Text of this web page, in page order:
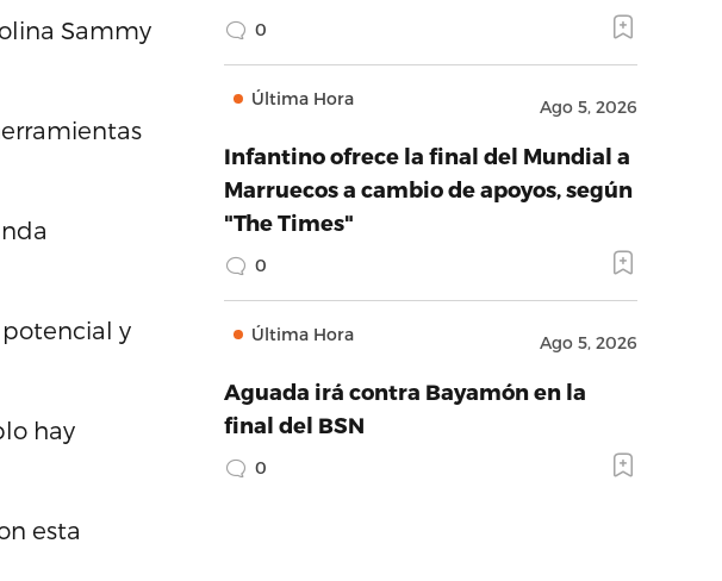
Sammy
y
hay
esta
0
Última Hora Ago 5, 2026
Infantino ofrece la final del Mundial a
Marruecos a cambio de apoyos, según
"The Times"
0
Última Hora Ago 5, 2026
Aguada irá contra Bayamón en la
final del BSN
0